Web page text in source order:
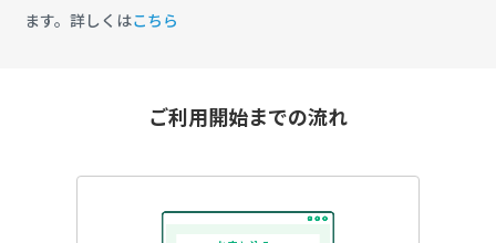
ます。詳しくはこちら
ご利用開始までの流れ